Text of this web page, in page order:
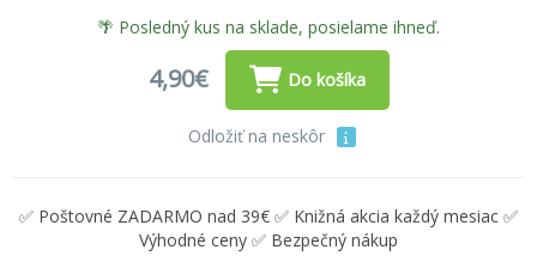
🌴 Posledný kus na sklade, posielame ihneď.
4,90€ Do košíka
Odložiť na neskôr
✅ Poštovné ZADARMO nad 39€ ✅ Knižná akcia každý mesiac ✅
Výhodné ceny ✅ Bezpečný nákup